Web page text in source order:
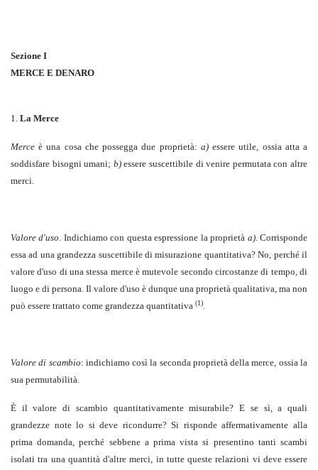
Sezione I
MERCE E DENARO
1. La Merce
Merce è una cosa che possegga due proprietà: a)essere utile, ossia atta a
soddisfare bisogni umani; b)essere suscettibile di venire permutata con altre
merci.
Valore d'uso. Indichiamo con questa espressione la proprietà a). Corrisponde
essa ad una grandezza suscettibile di misurazione quantitativa? No, perché il
valore d'uso di una stessa merce è mutevole secondo circostanze di tempo, di
luogo e di persona. Il valore d'uso è dunque una proprietà qualitativa, ma non
può essere trattato come grandezza quantitativa (1).
Valore di scambio: indichiamo così la seconda proprietà della merce, ossia la
sua permutabilità.
È il valore di scambio quantitativamente misurabile? E se sì, a quali
grandezze note lo si deve ricondurre? Si risponde affermativamente alla
prima domanda, perché sebbene a prima vista si presentino tanti scambi
isolati tra una quantità d'altre merci, in tutte queste relazioni vi deve essere